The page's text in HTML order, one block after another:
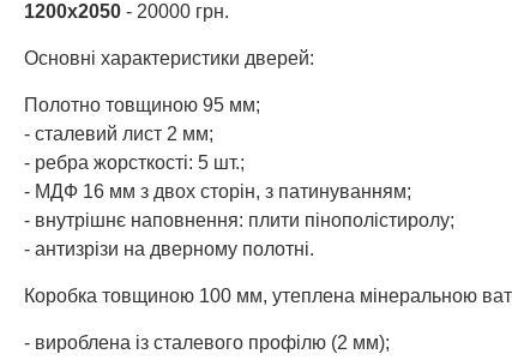
1200х2050 - 20000 грн.
Основні характеристики дверей:
Полотно товщиною 95 мм;
- сталевий лист 2 мм;
- ребра жорсткості: 5 шт.;
- МДФ 16 мм з двох сторін, з патинуванням;
- внутрішнє наповнення: плити пінополістиролу;
- антизрізи на дверному полотні.
Коробка товщиною 100 мм, утеплена мінеральною
- вироблена із сталевого профілю (2 мм);